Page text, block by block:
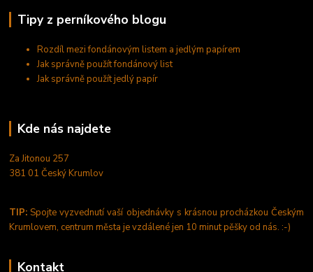
Tipy z perníkového blogu
Rozdíl mezi fondánovým listem a jedlým papírem
Jak správně použít fondánový list
Jak správně použít jedlý papír
Kde nás najdete
Za Jitonou 257
381 01 Český Krumlov
TIP: Spojte vyzvednutí vaší objednávky s krásnou procházkou Českým
Krumlovem, centrum města je vzdálené jen 10 minut pěšky od nás. :-)
Kontakt